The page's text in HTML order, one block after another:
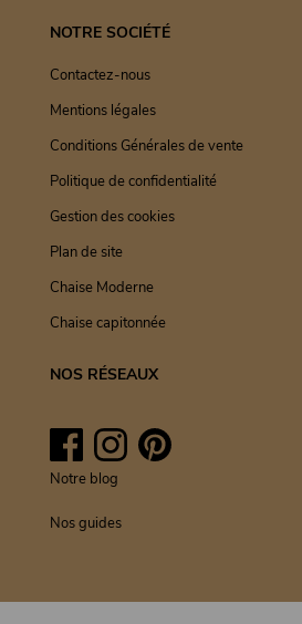
NOTRE SOCIÉTÉ
Contactez-nous
Mentions légales
Conditions Générales de vente
Politique de confidentialité
Gestion des cookies
Plan de site
Chaise Moderne
Chaise capitonnée
NOS RÉSEAUX
FacebookInstagramPinterest
Notre blog
Nos guides